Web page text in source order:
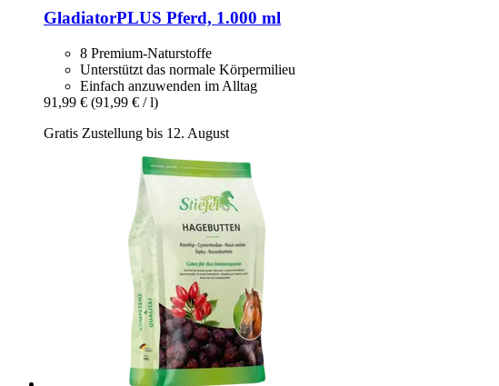
GladiatorPLUS Pferd, 1.000 ml
8 Premium-Naturstoffe
Unterstützt das normale Körpermilieu
Einfach anzuwenden im Alltag
91,99 € (91,99 € / l)
Gratis Zustellung bis 12. August